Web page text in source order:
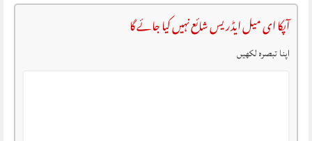
آپکا ای میل ایڈریس شائع نہیں کیا جائے گا
اپنا تبصرہ لکھیں